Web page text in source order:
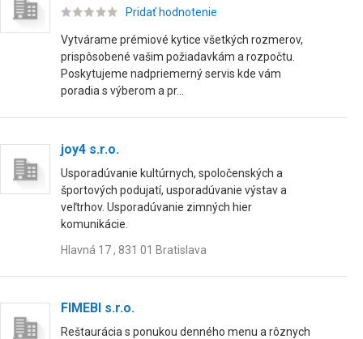
Pridať hodnotenie
Vytvárame prémiové kytice všetkých rozmerov,
prispôsobené vašim požiadavkám a rozpočtu.
Poskytujeme nadpriemerný servis kde vám
poradia s výberom a pr...
joy4 s.r.o.
Usporadúvanie kultúrnych, spoločenských a
športových podujatí, usporadúvanie výstav a
veľtrhov. Usporadúvanie zimných hier
komunikácie.
Hlavná 17 , 831 01 Bratislava
FIMEBI s.r.o.
Reštaurácia s ponukou denného menu a rôznych